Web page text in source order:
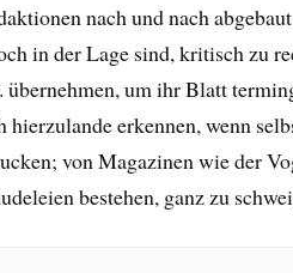
nach und nach
in der Lage sind, kritisch zu
übernehmen, um ihr Blatt
hierzulande erkennen, wenn
von Magazinen wie der
bestehen, ganz zu